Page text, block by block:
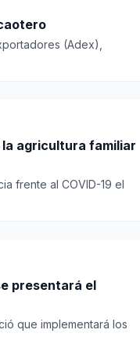
(Adex),
agricultura familiar
frente al COVID-19 el
presentará el
que implementará los